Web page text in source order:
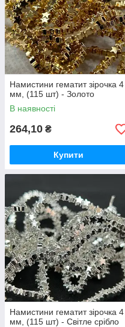
Намистини гематит зірочка 4
мм, (115 шт) - Золото
В наявності
264,10 ₴
Купити
Намистини гематит зірочка 4
мм, (115 шт) - Світле срібло